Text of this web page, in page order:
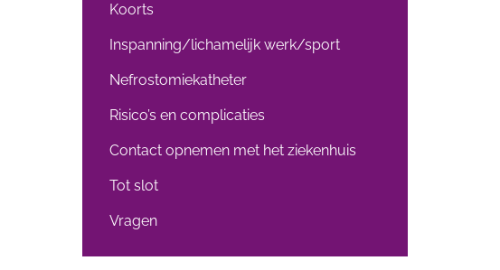
Koorts
Inspanning/lichamelijk werk/sport
Nefrostomiekatheter
Risico’s en complicaties
Contact opnemen met het ziekenhuis
Tot slot
Vragen